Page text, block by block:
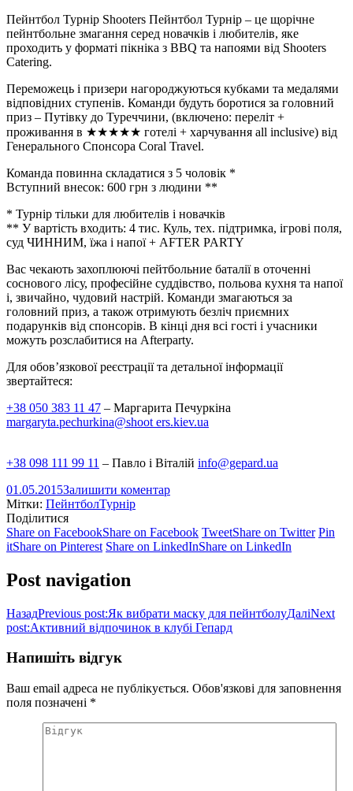
Пейнтбол Турнір Shooters Пейнтбол Турнір – це щорічне
пейнтбольне змагання серед новачків і любителів, яке
проходить у форматі пікніка з BBQ та напоями від Shooters
Catering.
Переможець і призери нагороджуються кубками та медалями
відповідних ступенів. Команди будуть боротися за головний
приз – Путівку до Туреччини, (включено: переліт +
проживання в ★★★★★ готелі + харчування all inclusive) від
Генерального Спонсора Coral Travel.
Команда повинна складатися з 5 чоловік *
Вступний внесок: 600 грн з людини **
* Турнір тільки для любителів і новачків
** У вартість входить: 4 тис. Куль, тех. підтримка, ігрові поля,
суд ЧИННИМ, їжа і напої + AFTER PARTY
Вас чекають захоплюючі пейтбольние баталії в оточенні
соснового лісу, професійне суддівство, польова кухня та напої
і, звичайно, чудовий настрій. Команди змагаються за
головний приз, а також отримують безліч приємних
подарунків від спонсорів. В кінці дня всі гості і учасники
можуть розслабитися на Afterparty.
Для обов’язкової реєстрації та детальної інформації
звертайтеся:
+38 050 383 11 47 – Маргарита Печуркіна
margaryta.pechurkina@shoot ers.kiev.ua
+38 098 111 99 11 – Павло і Віталій info@gepard.ua
01.05.2015Залишити коментар
Мітки: ПейнтболТурнір
Поділитися
Share on FacebookShare on Facebook TweetShare on Twitter Pin
itShare on Pinterest Share on LinkedInShare on LinkedIn
Post navigation
НазадPrevious post:Як вибрати маску для пейнтболуДаліNext
post:Активний відпочинок в клубі Гепард
Напишіть відгук
Ваш email адреса не публікується. Обов'язкові для заповнення
поля позначені *